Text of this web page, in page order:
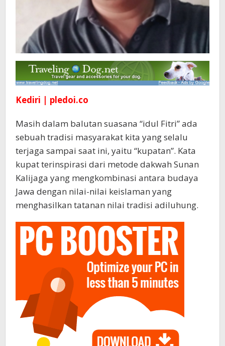
Kediri | pledoi.co
Masih dalam balutan suasana “idul Fitri” ada
sebuah tradisi masyarakat kita yang selalu
terjaga sampai saat ini, yaitu “kupatan”. Kata
kupat terinspirasi dari metode dakwah Sunan
Kalijaga yang mengkombinasi antara budaya
Jawa dengan nilai-nilai keislaman yang
menghasilkan tatanan nilai tradisi adiluhung.